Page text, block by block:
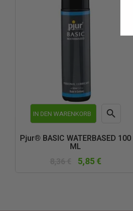
IN DEN WARENKORB 
Pjur® BASIC WATERBASED 100
ML
5,85 €